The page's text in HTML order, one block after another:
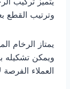
وترتيب القطع
يمتاز الرخام
ويمكن تشكيله
العملاء